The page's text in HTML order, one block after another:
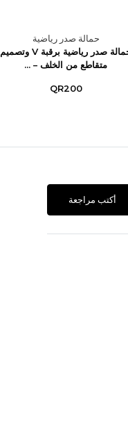
حمالة صدر رياضية
حمالة صدر رياضية برقبة V وتصميم
متقاطع من الخلف – ...
QR200
أكتب مراجعة